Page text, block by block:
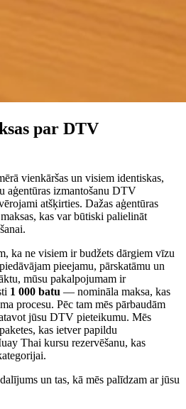
par DTV
vienkāršas un visiem identiskas,
aģentūras izmantošanu DTV
atšķirties. Dažas aģentūras
kas var būtiski palielināt
ka ne visiem ir budžets dārgiem vīzu
pieejamu, pārskatāmu un
mūsu pakalpojumam ir
1 000 batu — nomināla maksa, kas
procesu. Pēc tam mēs pārbaudām
jūsu DTV pieteikumu. Mēs
kas ietver papildu
Thai kursu rezervēšanu, kas
un tas, kā mēs palīdzam ar jūsu